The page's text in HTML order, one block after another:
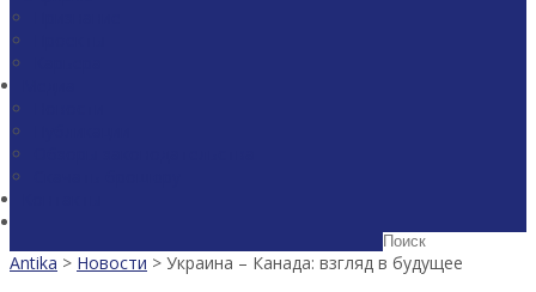
Antika > Новости > Украина – Канада: взгляд в будущее